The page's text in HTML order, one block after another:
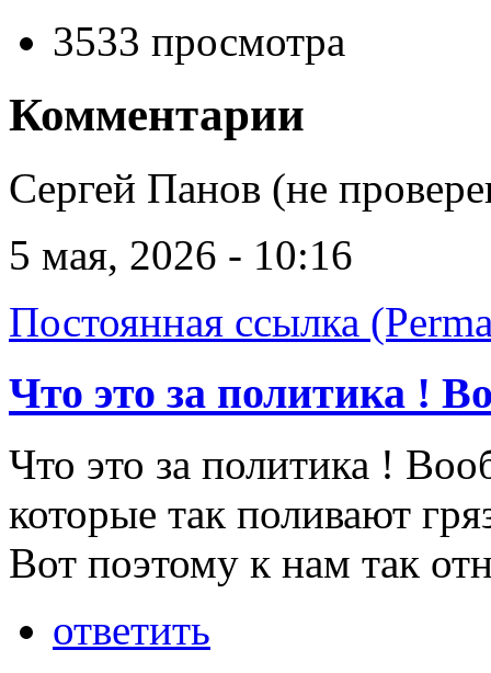
3533 просмотра
Комментарии
Сергей Панов (не
5 мая, 2026 - 10:16
Постоянная ссылка
Что это за политика !
Что это за политика !
которые так поливают
Вот поэтому к нам так
ответить